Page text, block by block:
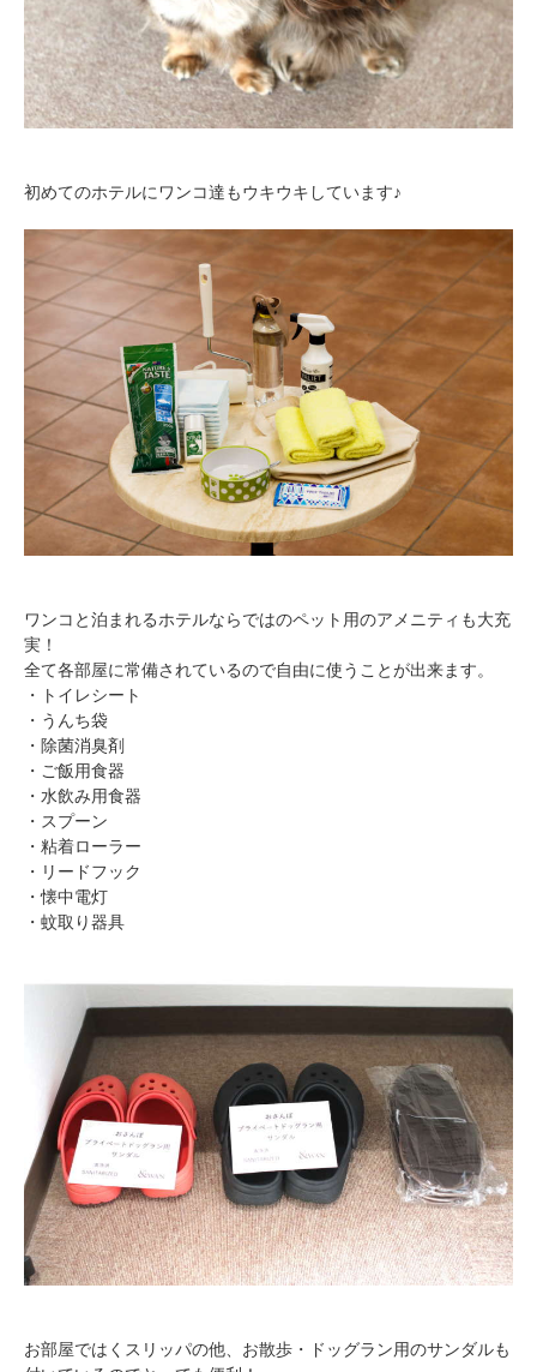
初めてのホテルにワンコ達もウキウキしています♪
ワンコと泊まれるホテルならではのペット用のアメニティも大充
実！
全て各部屋に常備されているので自由に使うことが出来ます。
・トイレシート
・うんち袋
・除菌消臭剤
・ご飯用食器
・水飲み用食器
・スプーン
・粘着ローラー
・リードフック
・懐中電灯
・蚊取り器具
お部屋ではくスリッパの他、お散歩・ドッグラン用のサンダルも
pecodogs
いぬ部をフォロー
pecocats
ねこ部をフォロー
アプリをダウンロードする